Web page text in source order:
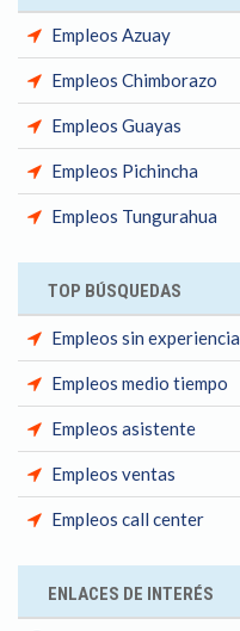
Empleos Azuay
Empleos Chimborazo
Empleos Guayas
Empleos Pichincha
Empleos Tungurahua
TOP BÚSQUEDAS
Empleos sin experiencia
Empleos medio tiempo
Empleos asistente
Empleos ventas
Empleos call center
ENLACES DE INTERÉS